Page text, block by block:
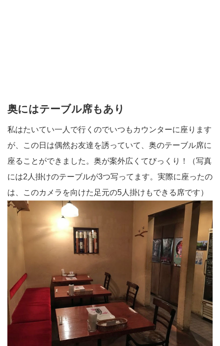
奥にはテーブル席もあり
私はたいてい一人で行くのでいつもカウンターに座ります
が、この日は偶然お友達を誘っていて、奥のテーブル席に
座ることができました。奥が案外広くてびっくり！（写真
には2人掛けのテーブルが3つ写ってます。実際に座ったの
は、このカメラを向けた足元の5人掛けもできる席です）